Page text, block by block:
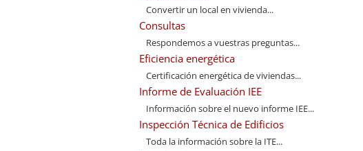
Convertir un local en vivienda...
Consultas
Respondemos a vuestras preguntas...
Eficiencia energética
Certificación energética de viviendas...
Informe de Evaluación IEE
Información sobre el nuevo informe IEE...
Inspección Técnica de Edificios
Toda la información sobre la ITE...